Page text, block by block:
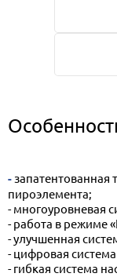
- запатентованная технология двойного экранирования
пироэлемента;
- многоуровневая
- работа в режиме
- улучшенная
- цифровая
- гибкая система